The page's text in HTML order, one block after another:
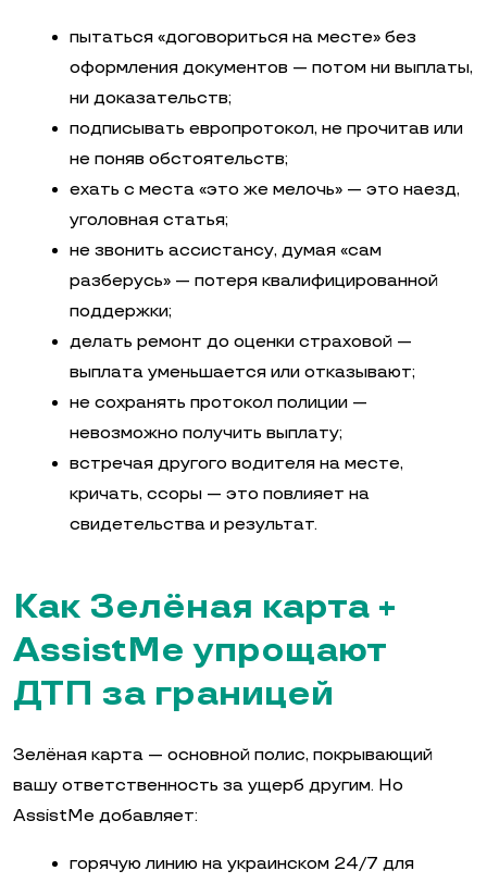
пытаться «договориться на месте» без
оформления документов — потом ни выплаты,
ни доказательств;
подписывать европротокол, не прочитав или
не поняв обстоятельств;
ехать с места «это же мелочь» — это наезд,
уголовная статья;
не звонить ассистансу, думая «сам
разберусь» — потеря квалифицированной
поддержки;
делать ремонт до оценки страховой —
выплата уменьшается или отказывают;
не сохранять протокол полиции —
невозможно получить выплату;
встречая другого водителя на месте,
кричать, ссоры — это повлияет на
свидетельства и результат.
Как Зелёная карта +
AssistMe упрощают
ДТП за границей
Зелёная карта — основной полис, покрывающий
вашу ответственность за ущерб другим. Но
AssistMe добавляет:
горячую линию на украинском 24/7 для